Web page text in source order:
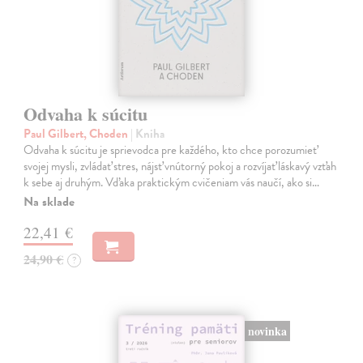
Odvaha k súcitu
Paul Gilbert, Choden | Kniha
Odvaha k súcitu je sprievodca pre každého, kto chce porozumieť
svojej mysli, zvládať stres, nájsť vnútorný pokoj a rozvíjať láskavý vzťah
k sebe aj druhým. Vďaka praktickým cvičeniam vás naučí, ako si…
Na sklade
22,41 €
24,90 € ?
novinka